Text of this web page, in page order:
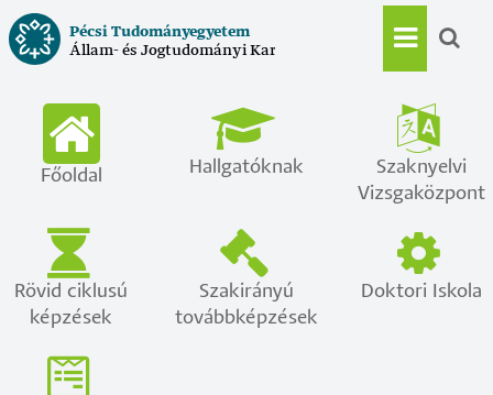
Ugrás
a
tartalomra
Pécsi Tudományegyetem
Állam- és Jogtudományi Kar
Main
Főoldal Hallgatóknak
Szaknyelvi
Vizsgaközpont
Rövid ciklusú
képzések
Szakirányú
továbbképzések
Doktori Iskola